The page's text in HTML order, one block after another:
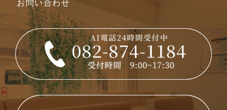
お問い合わせ